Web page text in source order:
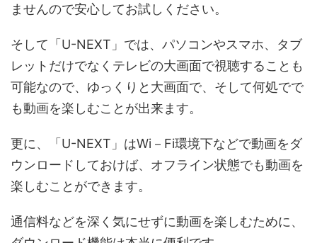
ませんので安心してお試しください。
そして「U-NEXT」では、パソコンやスマホ、タブ
レットだけでなくテレビの大画面で視聴することも
可能なので、ゆっくりと大画面で、そして何処でで
も動画を楽しむことが出来ます。
更に、「U-NEXT」はWi－Fi環境下などで動画をダ
ウンロードしておけば、オフライン状態でも動画を
楽しむことができます。
通信料などを深く気にせずに動画を楽しむために、